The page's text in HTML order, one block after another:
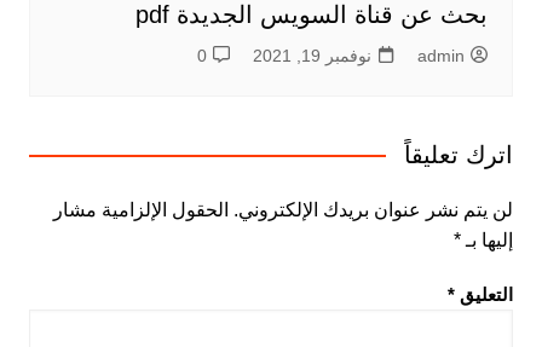
بحث عن قناة السويس الجديدة pdf
admin نوفمبر 19, 2021 0
اترك تعليقاً
لن يتم نشر عنوان بريدك الإلكتروني. الحقول الإلزامية مشار
إليها بـ*
التعليق *